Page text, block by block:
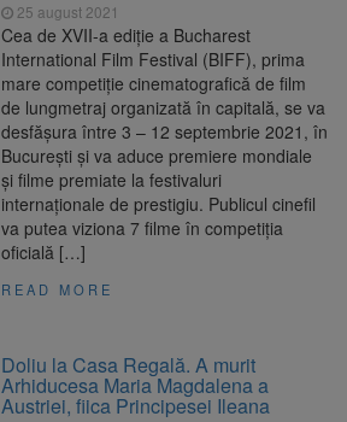
25 august 2021
Cea de XVII-a ediţie a Bucharest
International Film Festival (BIFF), prima
mare competiţie cinematografică de film
de lungmetraj organizată în capitală, se va
desfăşura între 3 – 12 septembrie 2021, în
Bucureşti şi va aduce premiere mondiale
şi filme premiate la festivaluri
internaţionale de prestigiu. Publicul cinefil
va putea viziona 7 filme în competiţia
oficială […]
READ MORE
Doliu la Casa Regală. A murit
Arhiducesa Maria Magdalena a
Austriei, fiica Principesei Ileana